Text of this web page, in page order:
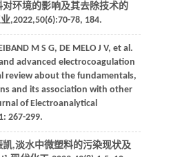
环境的影响及其去除技术的
,2022,50(6):70-78, 184.
EIBAND M S G, DE MELO J V, et al.
advanced electrocoagulation
review about the fundamentals,
and its association with other
of Electroanalytical
: 267-299.
,淡水中微塑料的污染现状及